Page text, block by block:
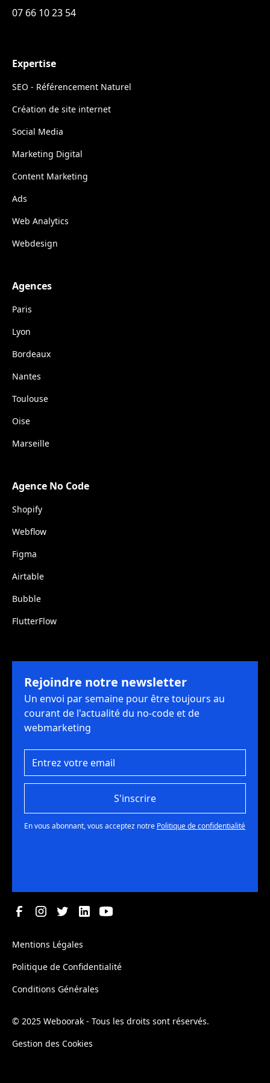
enrichir votre démarche digitale afin d'optimiser les retours.
d’une agence web. Nous déchiffrons les données, optimisons
continuellement pour demeurer à la pointe. Vos expressions
Ambitionnez l’excellence avec une empreinte digitale
07 66 10 23 54
Expertise
SEO - Référencement Naturel
Création de site internet
Social Media
Marketing Digital
Content Marketing
Ads
Web Analytics
Webdesign
Agences
Paris
Lyon
Bordeaux
Nantes
Toulouse
Oise
Marseille
Agence No Code
Shopify
Webflow
Figma
Airtable
Bubble
FlutterFlow
Rejoindre notre newsletter
Un envoi par semaine pour être toujours au
courant de l'actualité du no-code et de
webmarketing
S'inscrire
En vous abonnant, vous acceptez notre Politique de confidentialité
© 2025 Weboorak - Tous les droits sont réservés.
Mentions Légales
Politique de Confidentialité
Conditions Générales
Gestion des Cookies